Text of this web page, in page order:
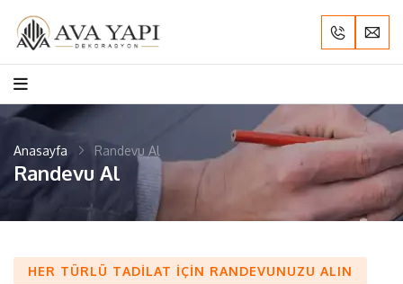
Anasayfa Randevu Al
Randevu Al
HER TÜRLÜ TADILAT IÇIN RANDEVUNUZU ALIN